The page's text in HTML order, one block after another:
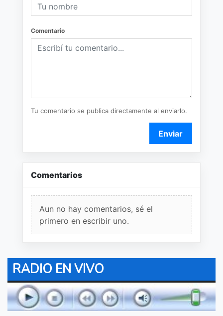
Comentario
Tu comentario se publica directamente al enviarlo.
Enviar
Comentarios
Aun no hay comentarios, sé el
primero en escribir uno.
RADIO EN VIVO